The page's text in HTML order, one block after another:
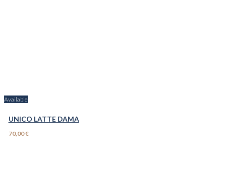
Available
UNICO LATTE DAMA
70,00 €